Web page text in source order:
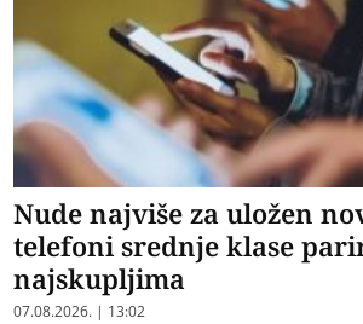
Nude najviše za uložen
telefoni srednje klase
najskupljima
07.08.2026. | 13:02